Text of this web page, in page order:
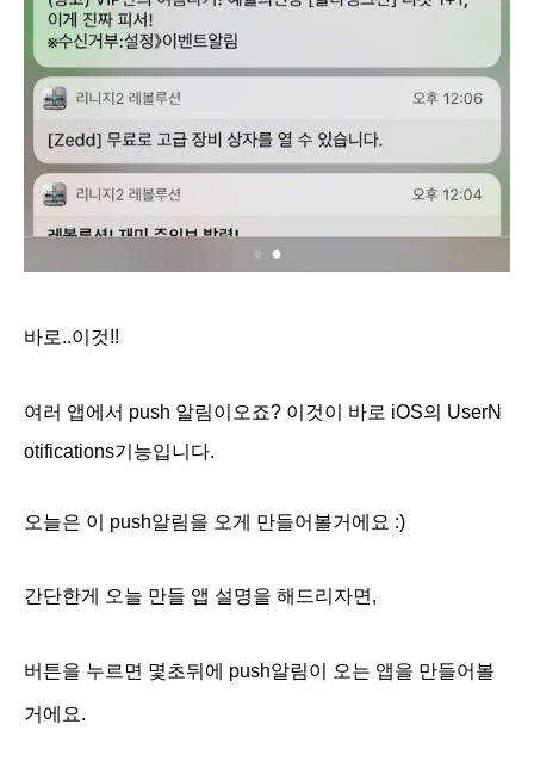
바로..이것!!
여러 앱에서 push 알림이오죠? 이것이 바로 iOS의 UserN
otifications기능입니다.
오늘은 이 push알림을 오게 만들어볼거에요 :)
간단한게 오늘 만들 앱 설명을 해드리자면,
버튼을 누르면 몇초뒤에 push알림이 오는 앱을 만들어볼
거에요.